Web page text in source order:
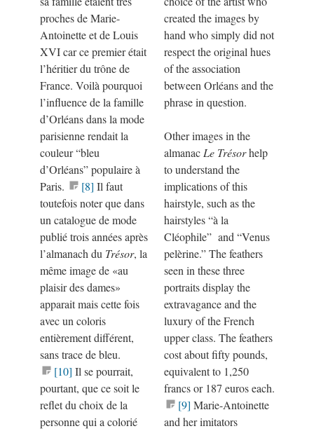
proches de Marie-
Antoinette et de Louis
XVI car ce premier était
l’héritier du trône de
France. Voilà pourquoi
l’influence de la famille
d’Orléans dans la mode
parisienne rendait la
couleur “bleu
d’Orléans” populaire à
Paris.
[8] Il faut
toutefois noter que dans
un catalogue de mode
publié trois années après
l’almanach du Trésor, la
même image de «au
plaisir des dames»
apparait mais cette fois
avec un coloris
entièrement différent,
sans trace de bleu.
[10] Il se pourrait,
pourtant, que ce soit le
reflet du choix de la
personne qui a colorié
created the images by
hand who simply did not
respect the original hues
of the association
between Orléans and the
phrase in question.
Other images in the
almanac Le Trésorhelp
to understand the
implications of this
hairstyle, such as the
hairstyles “à la
Cléophile” and “Venus
pelèrine.” The feathers
seen in these three
portraits display the
extravagance and the
luxury of the French
upper class. The feathers
cost about fifty pounds,
equivalent to 1,250
francs or 187 euros each.
[9] Marie-Antoinette
and her imitators